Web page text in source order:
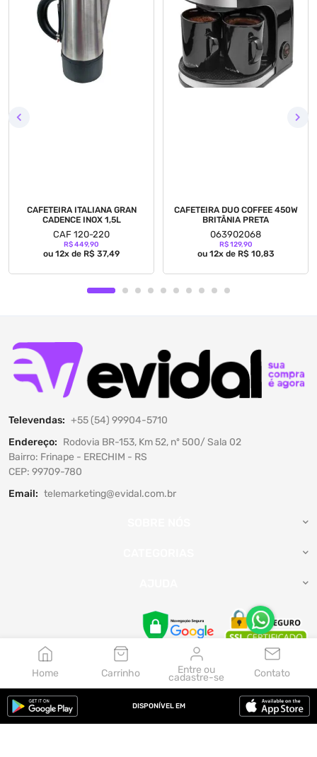
Home Carrinho Entre ou
cadastre-se Contato
CAFETEIRA ITALIANA GRAN
CADENCE INOX 1,5L
CAF 120-220
R$ 449,90
ou 12x de R$ 37,49
CAFETEIRA DUO COFFEE 450W
BRITÂNIA PRETA
063902068
R$ 129,90
ou 12x de R$ 10,83
Televendas: +55 (54) 99904-5710
Endereço: Rodovia BR-153, Km 52, nº 500/ Sala 02
Bairro: Frinape - ERECHIM - RS
CEP: 99709-780
Email: telemarketing@evidal.com.br
DISPONÍVEL EM